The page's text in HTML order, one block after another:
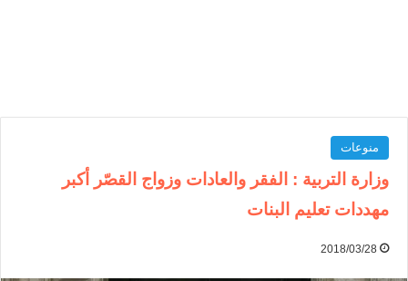
منوعات
وزارة التربية : الفقر والعادات وزواج القصّر أكبر
مهددات تعليم البنات
2018/03/28